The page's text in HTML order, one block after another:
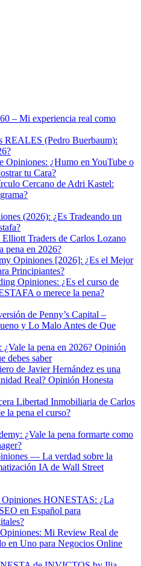
– Mi experiencia real como
REALES (Pedro Buerbaum):
Opiniones: ¿Humo en YouTube o
tu Cara?
Cercano de Adri Kastel:
(2026): ¿Es Tradeando un
Traders de Carlos Lozano
pena en 2026?
Opiniones [2026]: ¿Es el Mejor
Principiantes?
Opiniones: ¿Es el curso de
o merece la pena?
de Penny’s Capital –
y Lo Malo Antes de Que
la pena en 2026? Opinión
debes saber
de Javier Hernández es una
Real? Opinión Honesta
Libertad Inmobiliaria de Carlos
la pena el curso?
¿Vale la pena formarte como
— La verdad sobre la
IA de Wall Street
HONESTAS: ¿La
en Español para
Mi Review Real de
en Uno para Negocios Online